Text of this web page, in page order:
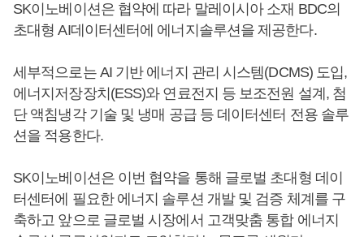
SK이노베이션은 협약에 따라 말레이시아 소재 BDC의
초대형 AI데이터센터에 에너지솔루션을 제공한다.
세부적으로는 AI 기반 에너지 관리 시스템(DCMS) 도입,
에너지저장장치(ESS)와 연료전지 등 보조전원 설계, 첨
단 액침냉각 기술 및 냉매 공급 등 데이터센터 전용 솔루
션을 적용한다.
SK이노베이션은 이번 협약을 통해 글로벌 초대형 데이
터센터에 필요한 에너지 솔루션 개발 및 검증 체계를 구
축하고 앞으로 글로벌 시장에서 고객맞춤 통합 에너지